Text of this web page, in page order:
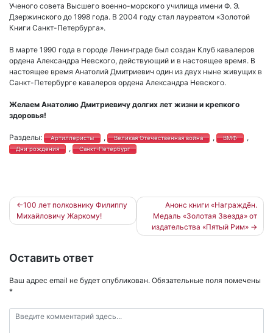
Ученого совета Высшего военно-морского училища имени Ф. Э.
Дзержинского до 1998 года. В 2004 году стал лауреатом «Золотой
Книги Санкт-Петербурга».
В марте 1990 года в городе Ленинграде был создан Клуб кавалеров
ордена Александра Невского, действующий и в настоящее время. В
настоящее время Анатолий Дмитриевич один из двух ныне живущих в
Санкт-Петербурге кавалеров ордена Александра Невского.
Желаем Анатолию Дмитриевичу долгих лет жизни и крепкого
здоровья!
Разделы: Артиллеристы , Великая Отечественная война , ВМФ ,
Дни рождения , Санкт-Петербург
Навигация
по
100 лет полковнику Филиппу
Михайловичу Жаркому!
Анонс книги «Награждён.
Медаль «Золотая Звезда» от
издательства «Пятый Рим»
Оставить ответ
Ваш адрес email не будет опубликован. Обязательные поля помечены
*